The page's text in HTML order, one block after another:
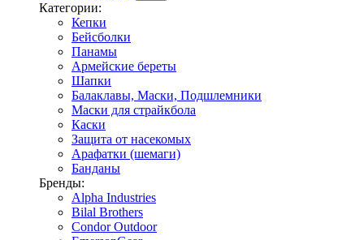
Категории:
Кепки
Бейсболки
Панамы
Армейские береты
Шапки
Балаклавы, Маски, Подшлемники
Маски для страйкбола
Каски
Защита от насекомых
Арафатки (шемаги)
Банданы
Бренды:
Alpha Industries
Bilal Brothers
Condor Outdoor